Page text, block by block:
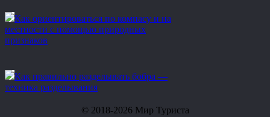
Как ориентироваться по компасу и на
местности с помощью природных
признаков
Как правильно разделывать бобра —
техника разделывания
© 2018-2026 Мир Туриста